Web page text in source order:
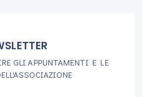
GLI APPUNTAMENTI E LE